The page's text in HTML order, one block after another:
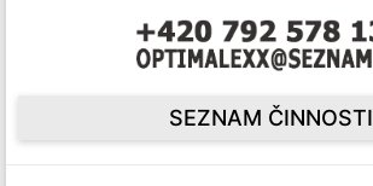
SEZNAM ČINNOSTI